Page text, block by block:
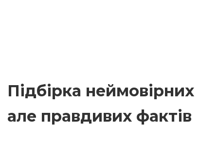
Підбірка неймовірних
але правдивих фактів